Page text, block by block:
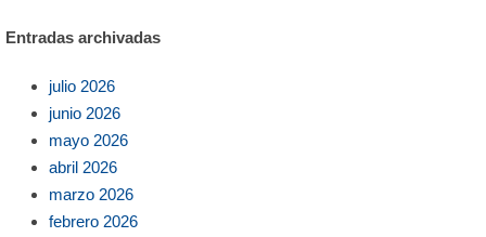
Entradas archivadas
julio 2026
junio 2026
mayo 2026
abril 2026
marzo 2026
febrero 2026